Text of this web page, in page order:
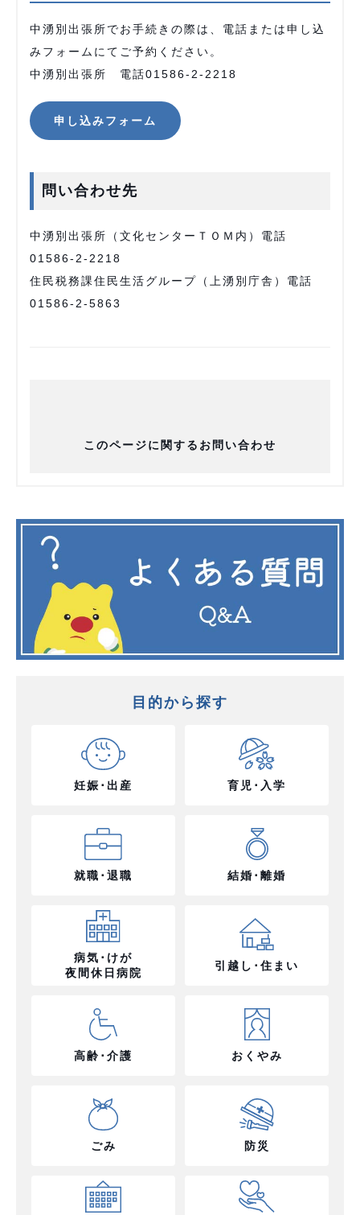
中湧別出張所でお手続きの際は、電話または申し込
みフォームにてご予約ください。
中湧別出張所 電話01586-2-2218
申し込みフォーム
問い合わせ先
中湧別出張所（文化センターＴＯＭ内）電話
01586-2-2218
住民税務課住民生活グループ（上湧別庁舎）電話
01586-2-5863
このページに関するお問い合わせ
目的から探す
妊娠･出産 育児･入学
就職･退職 結婚･離婚
病気･けが
夜間休日病院
引越し･住まい
高齢･介護 おくやみ
ごみ 防災